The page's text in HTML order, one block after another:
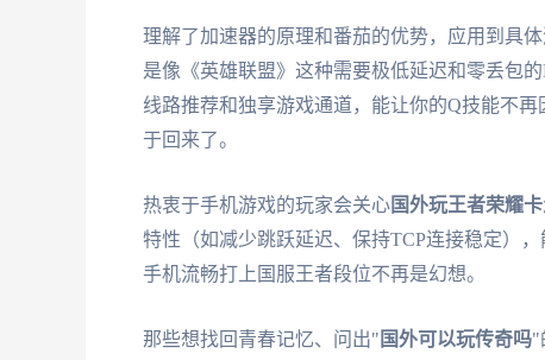
理解了加速器的原理和番茄的优势，应用到具体
是像《英雄联盟》这种需要极低延迟和零丢包
线路推荐和独享游戏通道，能让你的Q技能不
于回来了。
热衷于手机游戏的玩家会关心国外玩王者荣耀
特性（如减少跳跃延迟、保持TCP连接稳定）
手机流畅打上国服王者段位不再是幻想。
那些想找回青春记忆、问出" 国外可以玩传奇吗"